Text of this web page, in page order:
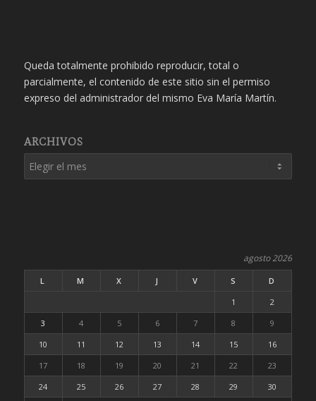
Queda totalmente prohibido reproducir, total o
parcialmente, el contenido de este sitio sin el permiso
expreso del administrador del mismo Eva María Martín.
ARCHIVOS
agosto 2026
L M X J V S
D
1
2
3
4 5 6 7 8
9
10
11 12 13 14 15
16
17
18 19 20 21 22
23
24
25 26 27 28 29
30